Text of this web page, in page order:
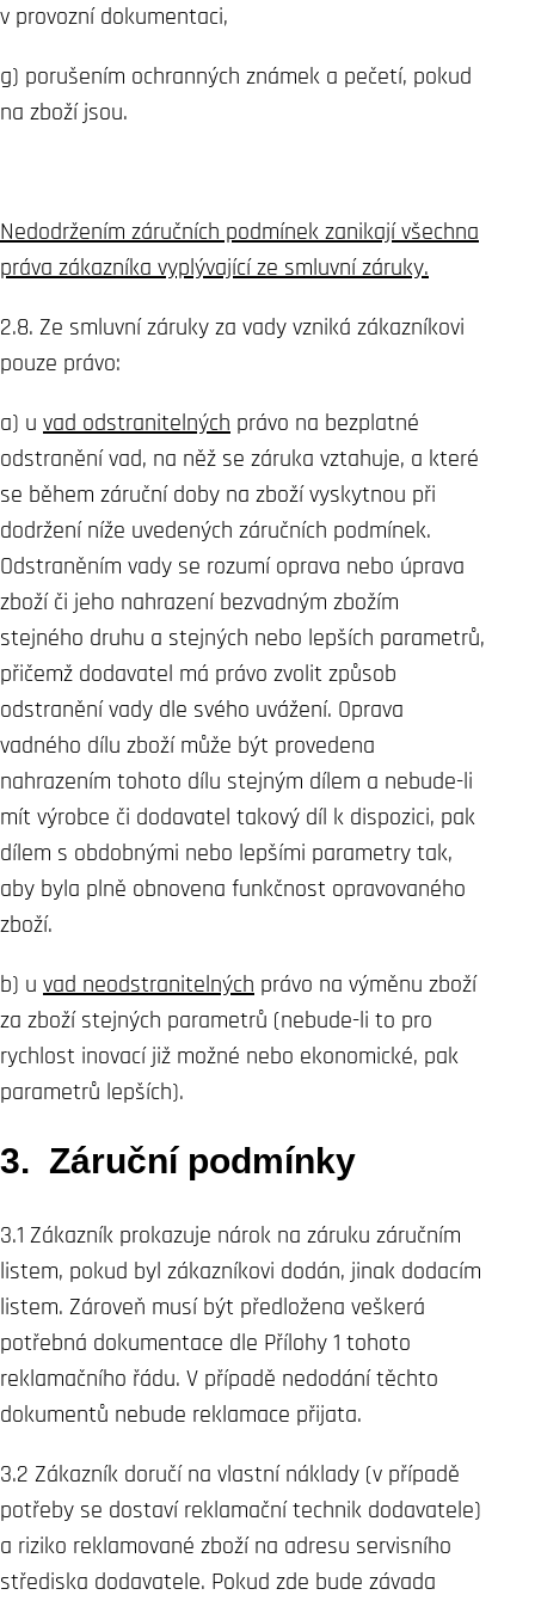
v provozní dokumentaci,
g) porušením ochranných známek a pečetí, pokud
na zboží jsou.
Nedodržením záručních podmínek zanikají všechna
práva zákazníka vyplývající ze smluvní záruky.
2.8. Ze smluvní záruky za vady vzniká zákazníkovi
pouze právo:
a) u vad odstranitelných právo na bezplatné
odstranění vad, na něž se záruka vztahuje, a které
se během záruční doby na zboží vyskytnou při
dodržení níže uvedených záručních podmínek.
Odstraněním vady se rozumí oprava nebo úprava
zboží či jeho nahrazení bezvadným zbožím
stejného druhu a stejných nebo lepších parametrů,
přičemž dodavatel má právo zvolit způsob
odstranění vady dle svého uvážení. Oprava
vadného dílu zboží může být provedena
nahrazením tohoto dílu stejným dílem a nebude-li
mít výrobce či dodavatel takový díl k dispozici, pak
dílem s obdobnými nebo lepšími parametry tak,
aby byla plně obnovena funkčnost opravovaného
zboží.
b) u vad neodstranitelných právo na výměnu zboží
za zboží stejných parametrů (nebude-li to pro
rychlost inovací již možné nebo ekonomické, pak
parametrů lepších).
3. Záruční podmínky
3.1 Zákazník prokazuje nárok na záruku záručním
listem, pokud byl zákazníkovi dodán, jinak dodacím
listem. Zároveň musí být předložena veškerá
potřebná dokumentace dle Přílohy 1 tohoto
reklamačního řádu. V případě nedodání těchto
dokumentů nebude reklamace přijata.
3.2 Zákazník doručí na vlastní náklady (v případě
potřeby se dostaví reklamační technik dodavatele)
a riziko reklamované zboží na adresu servisního
střediska dodavatele. Pokud zde bude závada